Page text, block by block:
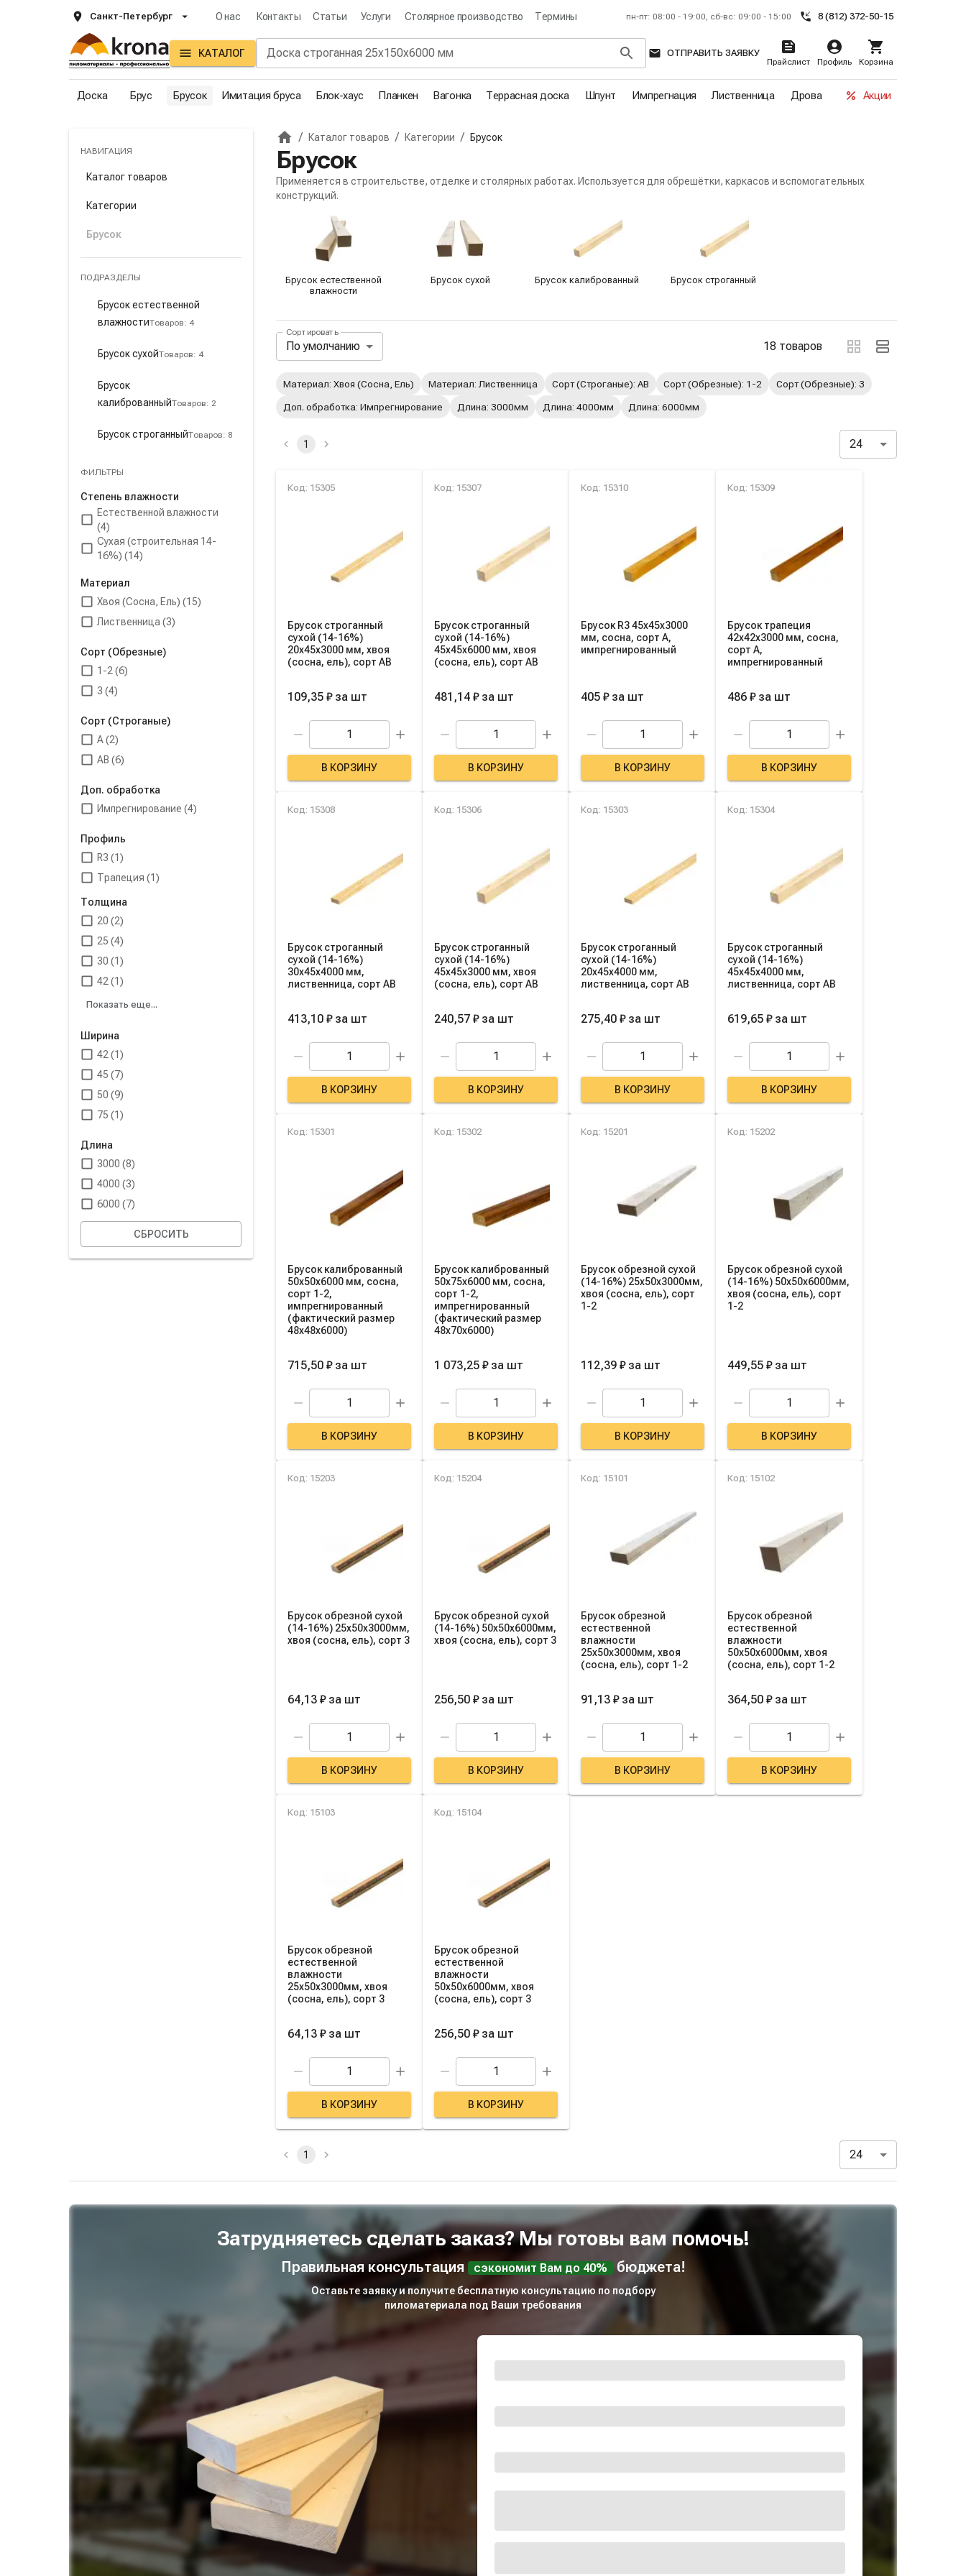
Санкт-Петербург О нас Контакты Статьи Услуги Столярное производство Термины пн-пт: 08:00 - 19:00, сб-вс: 09:00 - 15:00 8 (812) 372-50-15
КАТАЛОГ ОТПРАВИТЬ ЗАЯВКУ
Прайслист Профиль Корзина
Доска Брус Брусок Имитация бруса Блок-хаус Планкен Вагонка Террасная доска Шпунт Импрегнация Лиственница Дрова Акции
НАВИГАЦИЯ
Каталог товаров
Категории
Брусок
ПОДРАЗДЕЛЫ
Брусок естественной
влажностиТоваров: 4
Брусок сухойТоваров: 4
Брусок
калиброванныйТоваров: 2
Брусок строганныйТоваров: 8
ФИЛЬТРЫ
Степень влажности
Естественной влажности
(4)
Сухая (строительная 14-
16%) (14)
Материал
Хвоя (Сосна, Ель) (15)
Лиственница (3)
Сорт (Обрезные)
1-2 (6)
3 (4)
Сорт (Строганые)
A (2)
AB (6)
Доп. обработка
Импрегнирование (4)
Профиль
R3 (1)
Трапеция (1)
Толщина
20 (2)
25 (4)
30 (1)
42 (1)
Показать еще...
Ширина
42 (1)
45 (7)
50 (9)
75 (1)
Длина
3000 (8)
4000 (3)
6000 (7)
СБРОСИТЬ
Главная
/ Каталог товаров / Категории / Брусок
Брусок
Применяется в строительстве, отделке и столярных работах. Используется для обрешётки, каркасов и вспомогательных
конструкций.
Подкатегории
Брусок естественной
влажности
Брусок сухой Брусок калиброванный Брусок строганный
Панель сортировки и отображения товаров
Сортировать
По умолчанию 18 товаров
Активные и избранные фильтры
Материал: Хвоя (Сосна, Ель) Материал: Лиственница Сорт (Строганые): AB Сорт (Обрезные): 1-2
Сорт (Обрезные): 3
Доп. обработка: Импрегнирование
Длина: 3000мм Длина: 4000мм Длина: 6000мм
1 24
Список товаров категории
Код: 15305
Брусок строганный
сухой (14-16%)
20х45х3000 мм, хвоя
(сосна, ель), сорт AB
109,35 ₽ за шт
В КОРЗИНУ
Код: 15307
Брусок строганный
сухой (14-16%)
45х45х6000 мм, хвоя
(сосна, ель), сорт AB
481,14 ₽ за шт
В КОРЗИНУ
Код: 15310
Брусок R3 45х45х3000
мм, сосна, сорт A,
импрегнированный
405 ₽ за шт
В КОРЗИНУ
Код: 15309
Брусок трапеция
42х42х3000 мм, сосна,
сорт A,
импрегнированный
486 ₽ за шт
В КОРЗИНУ
Код: 15308
Брусок строганный
сухой (14-16%)
30х45х4000 мм,
лиственница, сорт AB
413,10 ₽ за шт
В КОРЗИНУ
Код: 15306
Брусок строганный
сухой (14-16%)
45х45х3000 мм, хвоя
(сосна, ель), сорт AB
240,57 ₽ за шт
В КОРЗИНУ
Код: 15303
Брусок строганный
сухой (14-16%)
20х45х4000 мм,
лиственница, сорт AB
275,40 ₽ за шт
В КОРЗИНУ
Код: 15304
Брусок строганный
сухой (14-16%)
45х45х4000 мм,
лиственница, сорт AB
619,65 ₽ за шт
В КОРЗИНУ
Код: 15301
Брусок калиброванный
50х50х6000 мм, сосна,
сорт 1-2,
импрегнированный
(фактический размер
48х48х6000)
715,50 ₽ за шт
В КОРЗИНУ
Код: 15302
Брусок калиброванный
50х75х6000 мм, сосна,
сорт 1-2,
импрегнированный
(фактический размер
48х70х6000)
1 073,25 ₽ за шт
В КОРЗИНУ
Код: 15201
Брусок обрезной сухой
(14-16%) 25х50х3000мм,
хвоя (сосна, ель), сорт
1-2
112,39 ₽ за шт
В КОРЗИНУ
Код: 15202
Брусок обрезной сухой
(14-16%) 50х50х6000мм,
хвоя (сосна, ель), сорт
1-2
449,55 ₽ за шт
В КОРЗИНУ
Код: 15203
Брусок обрезной сухой
(14-16%) 25х50х3000мм,
хвоя (сосна, ель), сорт 3
64,13 ₽ за шт
В КОРЗИНУ
Код: 15204
Брусок обрезной сухой
(14-16%) 50х50х6000мм,
хвоя (сосна, ель), сорт 3
256,50 ₽ за шт
В КОРЗИНУ
Код: 15101
Брусок обрезной
естественной
влажности
25х50х3000мм, хвоя
(сосна, ель), сорт 1-2
91,13 ₽ за шт
В КОРЗИНУ
Код: 15102
Брусок обрезной
естественной
влажности
50х50х6000мм, хвоя
(сосна, ель), сорт 1-2
364,50 ₽ за шт
В КОРЗИНУ
Код: 15103
Брусок обрезной
естественной
влажности
25х50х3000мм, хвоя
(сосна, ель), сорт 3
64,13 ₽ за шт
В КОРЗИНУ
Код: 15104
Брусок обрезной
естественной
влажности
50х50х6000мм, хвоя
(сосна, ель), сорт 3
256,50 ₽ за шт
В КОРЗИНУ
1 24
Затрудняетесь сделать заказ? Мы готовы вам помочь!
Правильная консультация сэкономит Вам до 40% бюджета!
Оставьте заявку и получите бесплатную консультацию по подбору
пиломатериала под Ваши требования